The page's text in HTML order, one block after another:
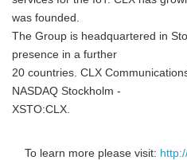
was founded.
The Group is headquartered in
presence in a further
20 countries. CLX
NASDAQ Stockholm -
XSTO:CLX.
To learn more please visit: